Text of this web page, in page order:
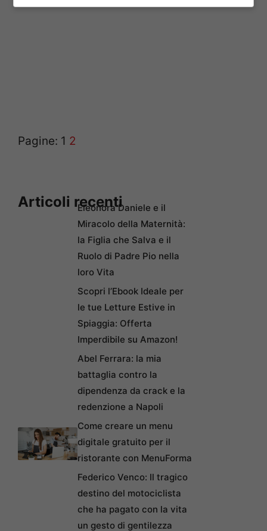
Pagine: 1 2
Articoli recentiEleonora Daniele e il
Miracolo della Maternità:
la Figlia che Salva e il
Ruolo di Padre Pio nella
loro Vita
Scopri l’Ebook Ideale per
le tue Letture Estive in
Spiaggia: Offerta
Imperdibile su Amazon!
Abel Ferrara: la mia
battaglia contro la
dipendenza da crack e la
redenzione a Napoli
Come creare un menu
digitale gratuito per il
ristorante con MenuForma
Federico Venco: Il tragico
destino del motociclista
che ha pagato con la vita
un gesto di gentilezza